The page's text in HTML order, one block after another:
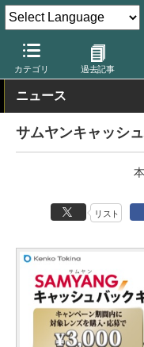
カテゴリ 過去記事
デジカメ Watch レンズ
ニュース
サムヤンキャッシ
リスト